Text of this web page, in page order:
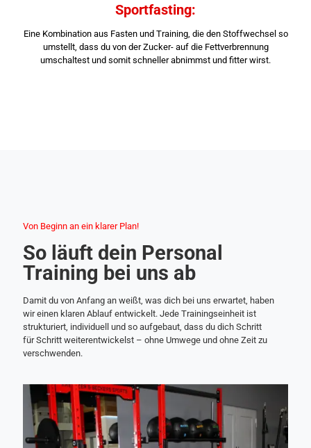
Sportfasting:
Eine Kombination aus Fasten und Training, die den Stoffwechsel so
umstellt, dass du von der Zucker- auf die Fettverbrennung
umschaltest und somit schneller abnimmst und fitter wirst.
Von Beginn an ein klarer Plan!
So läuft dein Personal
Training bei uns ab
Damit du von Anfang an weißt, was dich bei uns erwartet, haben
wir einen klaren Ablauf entwickelt. Jede Trainingseinheit ist
strukturiert, individuell und so aufgebaut, dass du dich Schritt
für Schritt weiterentwickelst – ohne Umwege und ohne Zeit zu
verschwenden.